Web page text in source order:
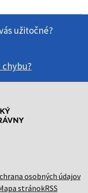
užitočné?
chybu?
osobných údajov
stránokRSS